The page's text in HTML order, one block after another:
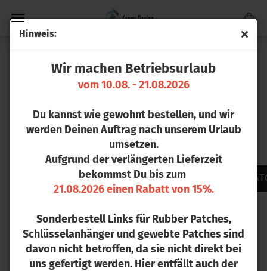
Hin­weis:
Wir machen Betriebsurlaub
vom 10.08. - 21.08.2026
Du kannst wie gewohnt bestellen, und wir
werden Deinen Auftrag nach unserem Urlaub
umsetzen.
Aufgrund der verlängerten Lieferzeit
bekommst Du bis zum
21.08.2026 einen Rabatt von 15%.
Sonderbestell Links für Rubber Patches,
Schlüsselanhänger und gewebte Patches sind
davon nicht betroffen, da sie nicht direkt bei
uns gefertigt werden. Hier entfällt auch der
ZU UNSERER FOTOGALERIE VON GEWEBTEN
INDIVIDUELLE GEWEBTE PATCHES
& AUFNÄHER –
SONDERANFERTIGUNG FÜR
FIRMEN & VEREINE AB 20 STÜCK